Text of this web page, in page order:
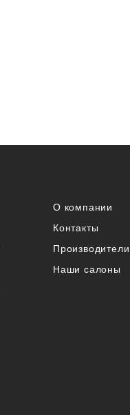
О компании
Контакты
Производители
Наши салоны